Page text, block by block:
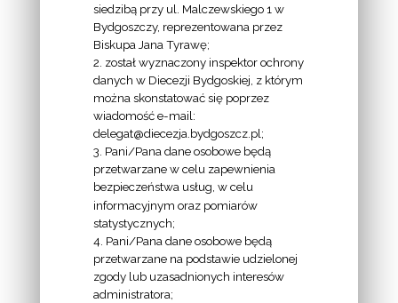
INFORMACJE
Z
EKAI.PL:
INFORMACJE
EPISKOPATU
POLSKI:
siedzibą przy ul. Malczewskiego 1 w
Bydgoszczy, reprezentowana przez
Biskupa Jana Tyrawę;
2. został wyznaczony inspektor ochrony
danych w Diecezji Bydgoskiej, z którym
można skonstatować się poprzez
wiadomość e-mail:
delegat@diecezja.bydgoszcz.pl;
3. Pani/Pana dane osobowe będą
przetwarzane w celu zapewnienia
bezpieczeństwa usług, w celu
informacyjnym oraz pomiarów
statystycznych;
4. Pani/Pana dane osobowe będą
przetwarzane na podstawie udzielonej
zgody lub uzasadnionych interesów
administratora;